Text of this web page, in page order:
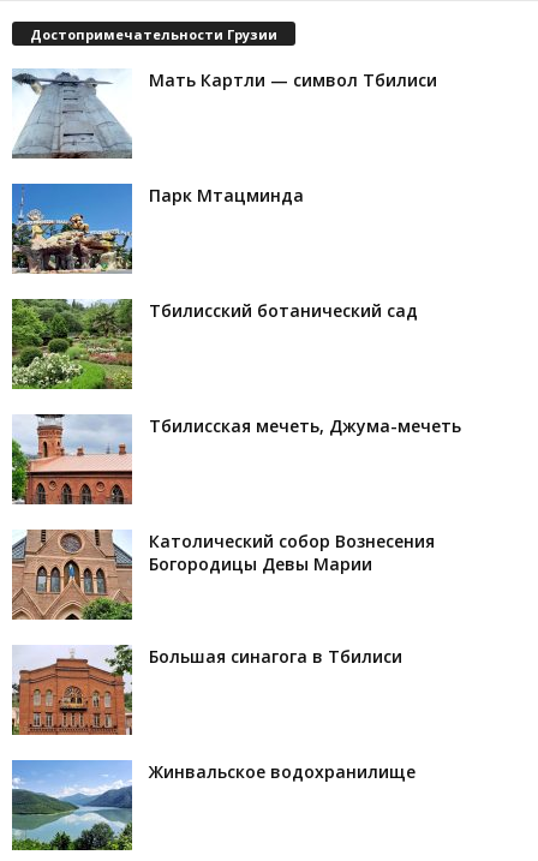
Достопримечательности Грузии
Мать Картли — символ Тбилиси
Парк Мтацминда
Тбилисский ботанический сад
Тбилисская мечеть, Джума-мечеть
Католический собор Вознесения
Богородицы Девы Марии
Большая синагога в Тбилиси
Жинвальское водохранилище